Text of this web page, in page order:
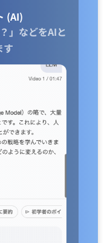
(AI)
」などをAIと
す